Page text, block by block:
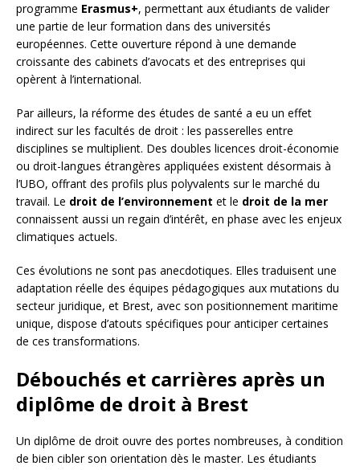
programme Erasmus+, permettant aux étudiants de valider
une partie de leur formation dans des universités
européennes. Cette ouverture répond à une demande
croissante des cabinets d’avocats et des entreprises qui
opèrent à l’international.
Par ailleurs, la réforme des études de santé a eu un effet
indirect sur les facultés de droit : les passerelles entre
disciplines se multiplient. Des doubles licences droit-économie
ou droit-langues étrangères appliquées existent désormais à
l’UBO, offrant des profils plus polyvalents sur le marché du
travail. Le droit de l’environnement et le droit de la mer
connaissent aussi un regain d’intérêt, en phase avec les enjeux
climatiques actuels.
Ces évolutions ne sont pas anecdotiques. Elles traduisent une
adaptation réelle des équipes pédagogiques aux mutations du
secteur juridique, et Brest, avec son positionnement maritime
unique, dispose d’atouts spécifiques pour anticiper certaines
de ces transformations.
Débouchés et carrières après un
diplôme de droit à Brest
Un diplôme de droit ouvre des portes nombreuses, à condition
de bien cibler son orientation dès le master. Les étudiants